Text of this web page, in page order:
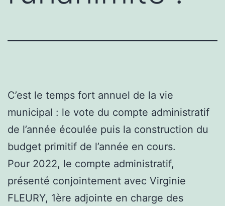
C’est le temps fort annuel de la vie
municipal : le vote du compte administratif
de l’année écoulée puis la construction du
budget primitif de l’année en cours.
Pour 2022, le compte administratif,
présenté conjointement avec Virginie
FLEURY, 1ère adjointe en charge des